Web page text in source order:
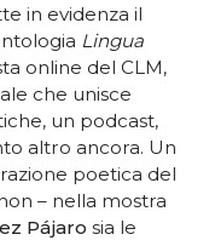
in evidenza il
Lingua
online del CLM,
che unisce
un podcast,
altro ancora. Un
poetica del
– nella mostra
Pájaro sia le